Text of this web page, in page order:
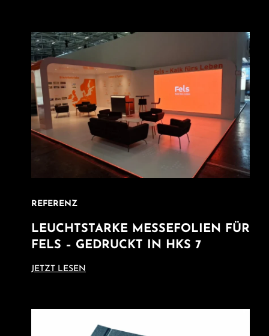
REFERENZ
LEUCHTSTARKE MESSEFOLIEN FÜR
FELS – GEDRUCKT IN HKS 7
JETZT LESEN